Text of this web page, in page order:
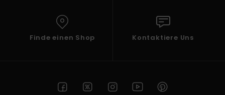
Finde einen Shop Kontaktiere Uns